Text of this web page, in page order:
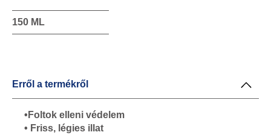
150 ML
Erről a termékről
•Foltok elleni védelem
• Friss, légies illat